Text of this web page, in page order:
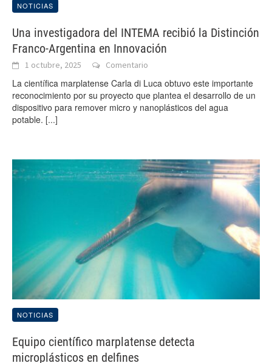
NOTICIAS
Una investigadora del INTEMA recibió la Distinción
Franco-Argentina en Innovación
1 octubre, 2025 Comentario
La científica marplatense Carla di Luca obtuvo este importante
reconocimiento por su proyecto que plantea el desarrollo de un
dispositivo para remover micro y nanoplásticos del agua
potable. [...]
NOTICIAS
Equipo científico marplatense detecta
microplásticos en delfines